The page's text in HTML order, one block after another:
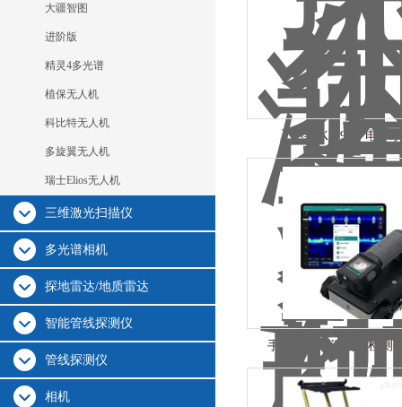
大疆智图
进阶版
精灵4多光谱
植保无人机
科比特无人机
多旋翼无人机
瑞士Elios无人机
三维激光扫描仪
多光谱相机
探地雷达/地质雷达
智能管线探测仪
管线探测仪
相机
小泉 KP-90N 电子
手持式雷达混凝土检测